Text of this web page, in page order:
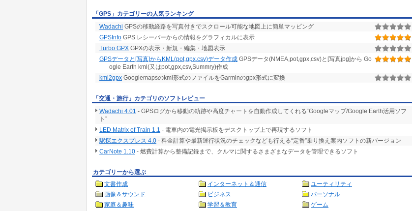
「GPS」カテゴリーの人気ランキング
Wadachi GPSの移動経路を写真付きでスクロール可能な地図上に簡単マッピング
GPSInfo GPS レシーバーからの情報をグラフィカルに表示
Turbo GPX GPXの表示・新規・編集・地図表示
GPSデータと[写真]からKML(pot,gpx,csv)データ作成 GPSデータ(NMEA,pot,gpx,csv)と[写真jpg]から Go
ogle Earth kml(又はpot,gpx,csv,Summry)作成
kml2gpx Googlemapsのkml形式のファイルをGarminのgpx形式に変換
「交通・旅行」カテゴリのソフトレビュー
Wadachi 4.01 - GPSログから移動の軌跡や高度チャートを自動作成してくれる“Googleマップ/Google Earth活用ソフ
ト”
LED Matrix of Train 1.1 - 電車内の電光掲示板をデスクトップ上で再現するソフト
駅探エクスプレス 4.0 - 料金計算や最新運行状況のチェックなども行える“定番”乗り換え案内ソフトの新バージョン
CarNote 1.10 - 燃費計算から整備記録まで、クルマに関するさまざまなデータを管理できるソフト
カテゴリーから選ぶ
文書作成
インターネット＆通信
ユーティリティ
画像＆サウンド
ビジネス
パーソナル
家庭＆趣味
学習＆教育
ゲーム